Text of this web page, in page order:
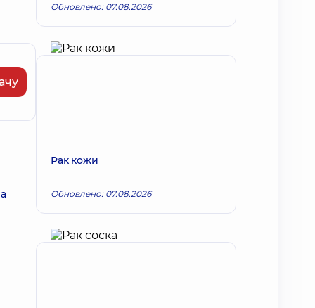
Обновлено: 07.08.2026
Рак кожи
Обновлено: 07.08.2026